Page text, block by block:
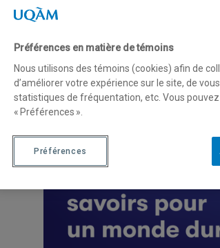
ÉDUCATIFS DE LA
Préférences en matière de témoins
Nous utilisons des témoins (cookies) afin de
d’améliorer votre expérience sur le site, de
statistiques de fréquentation, etc. Vous
« Préférences ».
Préférences